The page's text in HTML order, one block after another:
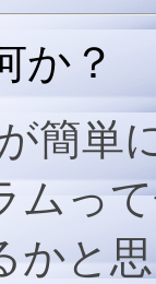
か？
簡単
ムっ
かと